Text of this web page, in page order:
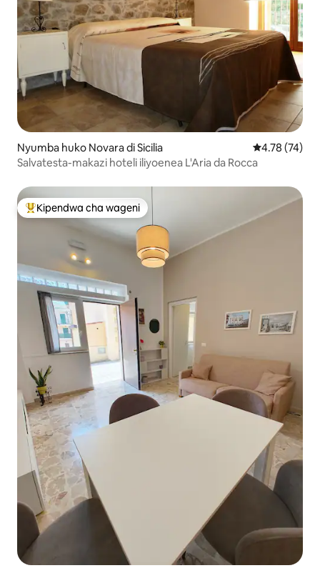
Nyumba huko Novara di Sicilia Ukadiriaji wa
4.78 (74)
Salvatesta-makazi hoteli iliyoenea L'Aria da Rocca
Kipendwa maarufu cha wageni
Kipendwa cha wageni